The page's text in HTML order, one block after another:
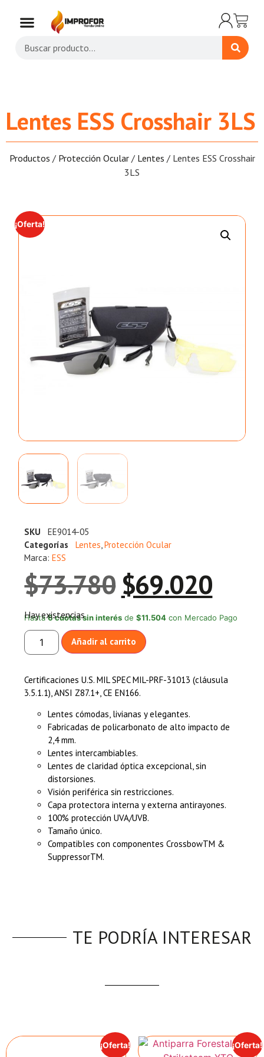
Lentes ESS Crosshair 3LS
Productos / Protección Ocular/ Lentes / Lentes ESS Crosshair
3LS
¡Oferta!
SKU
EE9014-05
Categorías
Lentes,Protección Ocular
Marca:ESS
$73.780 $69.020
Hasta6 cuotas sin interés de$11.504 con Mercado Pago
Hay existencias
Añadir al carrito
Certificaciones U.S. MIL SPEC MIL-PRF-31013 (cláusula
3.5.1.1), ANSI Z87.1+, CE EN166.
Lentes cómodas, livianas y elegantes.
Fabricadas de policarbonato de alto impacto de
2,4 mm.
Lentes intercambiables.
Lentes de claridad óptica excepcional, sin
distorsiones.
Visión periférica sin restricciones.
Capa protectora interna y externa antirayones.
100% protección UVA/UVB.
Tamaño único.
Compatibles con componentes CrossbowTM &
SuppressorTM.
TE PODRÍA INTERESAR
¡Oferta! ¡Oferta!